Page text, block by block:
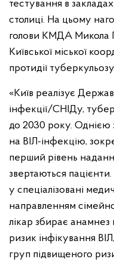
тестування в
столиці. На цьому
голови КМДА Микола
Київської міської
протидії
«Київ реалізує
інфекції/СНІДу,
до 2030 року. Однією
на ВІЛ-інфекцію,
перший рівень
звертаються
у спеціалізовані
направленням
лікар збирає анамнез
ризик інфікування
груп підвищеного